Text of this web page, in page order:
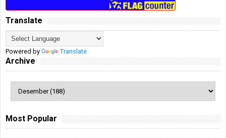
Translate
Powered by Translate
Archive
Most Popular